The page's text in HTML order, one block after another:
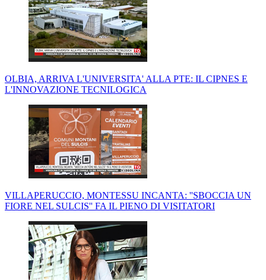
OLBIA, ARRIVA L'UNIVERSITA' ALLA PTE: IL CIPNES E
L'INNOVAZIONE TECNILOGICA
VILLAPERUCCIO, MONTESSU INCANTA: ''SBOCCIA UN
FIORE NEL SULCIS'' FA IL PIENO DI VISITATORI